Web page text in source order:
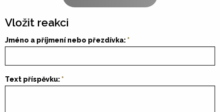
Vložit reakci
Jméno a příjmení nebo přezdívka:
Text příspěvku: